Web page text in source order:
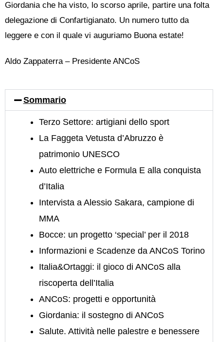
Giordania che ha visto, lo scorso aprile, partire una folta
delegazione di Confartigianato. Un numero tutto da
leggere e con il quale vi auguriamo Buona estate!
Aldo Zappaterra – Presidente ANCoS
Sommario
Terzo Settore: artigiani dello sport
La Faggeta Vetusta d’Abruzzo è
patrimonio UNESCO
Auto elettriche e Formula E alla conquista
d’Italia
Intervista a Alessio Sakara, campione di
MMA
Bocce: un progetto ‘special’ per il 2018
Informazioni e Scadenze da ANCoS Torino
Italia&Ortaggi: il gioco di ANCoS alla
riscoperta dell’Italia
ANCoS: progetti e opportunità
Giordania: il sostegno di ANCoS
Salute. Attività nelle palestre e benessere